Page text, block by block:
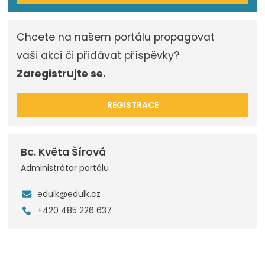
Chcete na našem portálu propagovat
vaši akci či přidávat příspěvky?
Zaregistrujte se.
REGISTRACE
Bc. Květa Šírová
Administrátor portálu
edulk@edulk.cz
+420 485 226 637